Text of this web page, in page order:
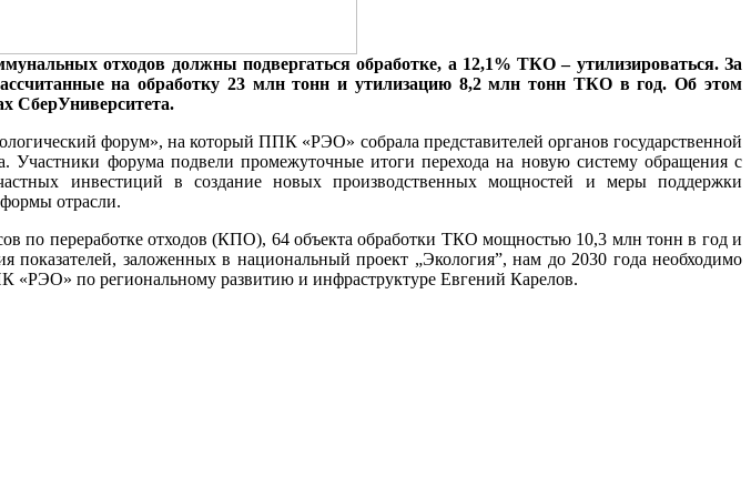
отходов должны подвергаться обработке, а 12,1% ТКО – утилизироваться. За
на обработку 23 млн тонн и утилизацию 8,2 млн тонн ТКО в год. Об этом
СберУниверситета.
форум», на который ППК «РЭО» собрала представителей органов государственной
Участники форума подвели промежуточные итоги перехода на новую систему обращения с
инвестиций в создание новых производственных мощностей и меры поддержки
отрасли.
по переработке отходов (КПО), 64 объекта обработки ТКО мощностью 10,3 млн тонн в год и
заложенных в национальный проект „Экология”, нам до 2030 года необходимо
«РЭО» по региональному развитию и инфраструктуре Евгений Карелов.